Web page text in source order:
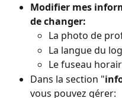
Modifier mes
de changer:
La photo de
La langue du
Le fuseau
Dans la section "
vous pouvez gérer: